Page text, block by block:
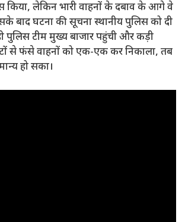
किया, लेकिन भारी वाहनों के दबाव के आगे वे
बाद घटना की सूचना स्थानीय पुलिस को दी
पुलिस टीम मुख्य बाजार पहुंची और कड़ी
से फंसे वाहनों को एक-एक कर निकाला, तब
हो सका।